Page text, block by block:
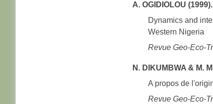
A. OGIDIOLOU (1999).
Dynamics and
Western Nigeria
Revue Geo-Eco-
N. DIKUMBWA & M.
A propos de
Revue Geo-Eco-